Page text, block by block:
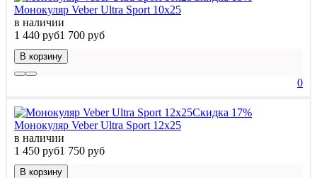
Монокуляр Veber Ultra Sport 10x25
в наличии
1 440 руб1 700 руб
В корзину
0
Скидка 17%
Монокуляр Veber Ultra Sport 12x25
в наличии
1 450 руб1 750 руб
В корзину